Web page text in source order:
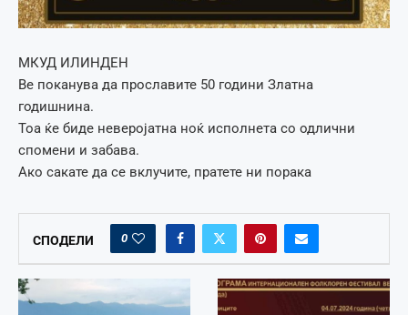
МКУД ИЛИНДЕН
Ве поканува да прославите 50 години Златна
годишнина.
Тоа ќе биде неверојатна ноќ исполнета со одлични
спомени и забава.
Ако сакате да се вклучите, пратете ни порака
СПОДЕЛИ 0